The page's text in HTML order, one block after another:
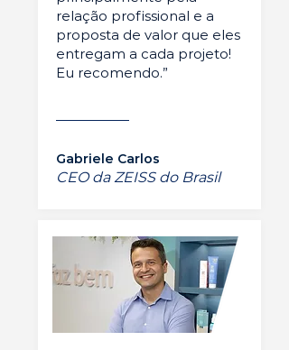
relação profissional e a
proposta de valor que eles
entregam a cada projeto!
Eu recomendo.”
Gabriele Carlos
CEO da ZEISS do Brasil